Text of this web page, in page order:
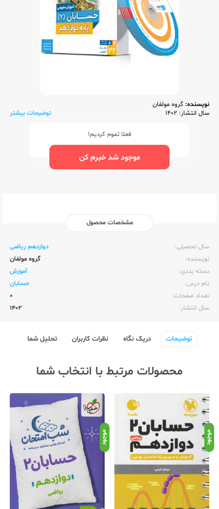
نویسنده: گروه مولفان
سال انتشار: 1402
توضیحات بیشتر
فعلا تموم کردیم!
موجود شد خبرم کن
مشخصات محصول
سال تحصیلی:‌
دوازدهم ریاضی
نویسنده:‌
گروه مولفان
دسته بندی:
آموزش
نام درس:
حسابان
تعداد صفحات:‌
0
سال انتشار:‌
1402
توضیحات دریک نگاه نظرات کاربران تحلیل شما
محصولات مرتبط با انتخاب شما
موجود موجود